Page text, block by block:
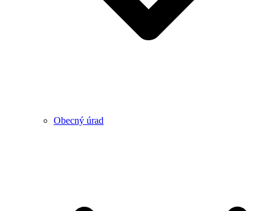
Obecný úrad